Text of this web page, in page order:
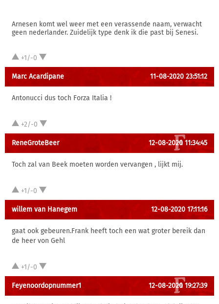
Arnesen komt wel weer met een verassende naam, verwacht
geen nederlander. Zuidelijk type denk ik die past bij Senesi.
+1/-0
Marc Acardipane 11-08-2020 23:51:12
Antonucci dus toch Forza Italia !
+2/-0
ReneGroteBeer 12-08-2020 11:34:45
Toch zal van Beek moeten worden vervangen , lijkt mij.
+1/-0
willem van Hanegem 12-08-2020 17:11:16
gaat ook gebeuren.Frank heeft toch een wat groter bereik dan
de heer von Gehl
+1/-0
Feyenoordopnummer1 12-08-2020 19:27:39